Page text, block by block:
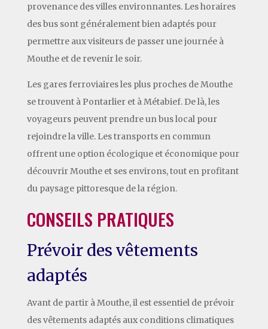
provenance des villes environnantes. Les horaires
des bus sont généralement bien adaptés pour
permettre aux visiteurs de passer une journée à
Mouthe et de revenir le soir.
Les gares ferroviaires les plus proches de Mouthe
se trouvent à Pontarlier et à Métabief. De là, les
voyageurs peuvent prendre un bus local pour
rejoindre la ville. Les transports en commun
offrent une option écologique et économique pour
découvrir Mouthe et ses environs, tout en profitant
du paysage pittoresque de la région.
CONSEILS PRATIQUES
Prévoir des vêtements
adaptés
Avant de partir à Mouthe, il est essentiel de prévoir
des vêtements adaptés aux conditions climatiques